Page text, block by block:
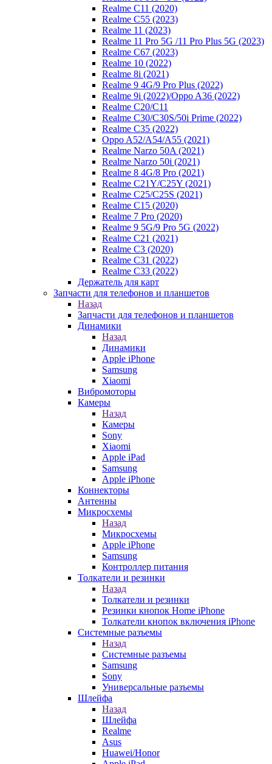
Realme C11 (2020)
Realme C55 (2023)
Realme 11 (2023)
Realme 11 Pro 5G /11 Pro Plus 5G (2023)
Realme C67 (2023)
Realme 10 (2022)
Realme 8i (2021)
Realme 9 4G/9 Pro Plus (2022)
Realme 9i (2022)/Oppo A36 (2022)
Realme C20/C11
Realme C30/C30S/50i Prime (2022)
Realme C35 (2022)
Oppo A52/A54/A55 (2021)
Realme Narzo 50A (2021)
Realme Narzo 50i (2021)
Realme 8 4G/8 Pro (2021)
Realme C21Y/C25Y (2021)
Realme C25/C25S (2021)
Realme C15 (2020)
Realme 7 Pro (2020)
Realme 9 5G/9 Pro 5G (2022)
Realme C21 (2021)
Realme C3 (2020)
Realme C31 (2022)
Realme C33 (2022)
Держатель для карт
Запчасти для телефонов и планшетов
Назад
Запчасти для телефонов и планшетов
Динамики
Назад
Динамики
Apple iPhone
Samsung
Xiaomi
Вибромоторы
Камеры
Назад
Камеры
Sony
Xiaomi
Apple iPad
Samsung
Apple iPhone
Коннекторы
Антенны
Микросхемы
Назад
Микросхемы
Apple iPhone
Samsung
Контроллер питания
Толкатели и резинки
Назад
Толкатели и резинки
Резинки кнопок Home iPhone
Толкатели кнопок включения iPhone
Системные разъемы
Назад
Системные разъемы
Samsung
Sony
Универсальные разъемы
Шлейфа
Назад
Шлейфа
Realme
Asus
Huawei/Honor